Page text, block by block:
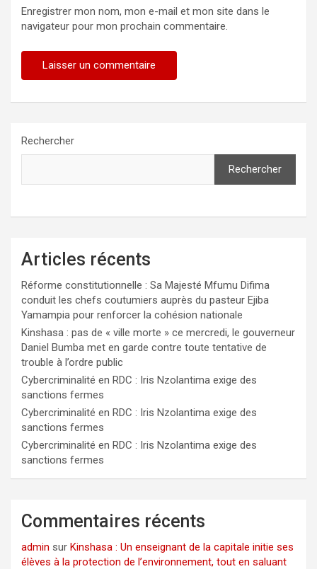
Enregistrer mon nom, mon e-mail et mon site dans le
navigateur pour mon prochain commentaire.
Rechercher
Rechercher
Articles récents
Réforme constitutionnelle : Sa Majesté Mfumu Difima
conduit les chefs coutumiers auprès du pasteur Ejiba
Yamampia pour renforcer la cohésion nationale
Kinshasa : pas de « ville morte » ce mercredi, le gouverneur
Daniel Bumba met en garde contre toute tentative de
trouble à l’ordre public
Cybercriminalité en RDC : Iris Nzolantima exige des
sanctions fermes
Cybercriminalité en RDC : Iris Nzolantima exige des
sanctions fermes
Cybercriminalité en RDC : Iris Nzolantima exige des
sanctions fermes
Commentaires récents
admin sur Kinshasa : Un enseignant de la capitale initie ses
élèves à la protection de l’environnement, tout en saluant